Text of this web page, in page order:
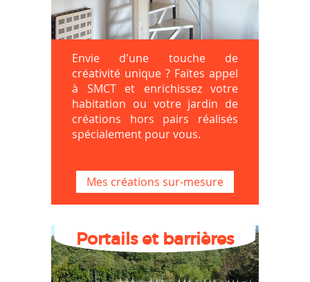
Envie d'une touche de
créativité unique ? Faites appel
à SMCT et enrichissez votre
habitation ou votre jardin de
créations hors pairs réalisés
spécialement pour vous.
Mes créations sur-mesure
Portails et barrières